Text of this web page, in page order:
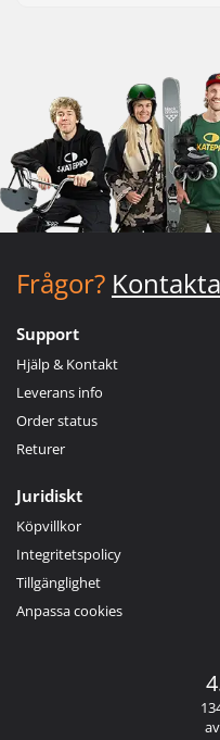
Frågor?
Support
Hjälp & Kontakt
Leverans info
Order status
Returer
Juridiskt
Köpvillkor
Integritetspolicy
Tillgänglighet
Anpassa cookies